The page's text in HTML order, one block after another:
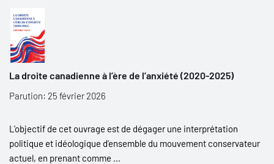
La droite canadienne à l’ère de l’anxiété (2020-2025)
Parution: 25 février 2026
L'objectif de cet ouvrage est de dégager une interprétation
politique et idéologique d’ensemble du mouvement conservateur
actuel, en prenant comme ...